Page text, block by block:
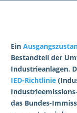
Ein
Bestandteil der
Industrieanlagen.
IED-Richtlinie
das Bundes-